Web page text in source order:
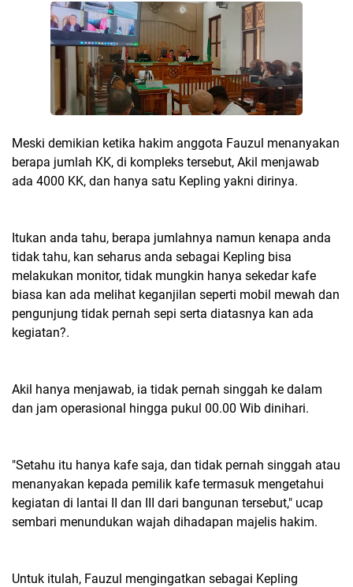
Meski demikian ketika hakim anggota Fauzul menanyakan
berapa jumlah KK, di kompleks tersebut, Akil menjawab
ada 4000 KK, dan hanya satu Kepling yakni dirinya.
Itukan anda tahu, berapa jumlahnya namun kenapa anda
tidak tahu, kan seharus anda sebagai Kepling bisa
melakukan monitor, tidak mungkin hanya sekedar kafe
biasa kan ada melihat keganjilan seperti mobil mewah dan
pengunjung tidak pernah sepi serta diatasnya kan ada
kegiatan?.
Akil hanya menjawab, ia tidak pernah singgah ke dalam
dan jam operasional hingga pukul 00.00 Wib dinihari.
"Setahu itu hanya kafe saja, dan tidak pernah singgah atau
menanyakan kepada pemilik kafe termasuk mengetahui
kegiatan di lantai II dan III dari bangunan tersebut," ucap
sembari menundukan wajah dihadapan majelis hakim.
Untuk itulah, Fauzul mengingatkan sebagai Kepling